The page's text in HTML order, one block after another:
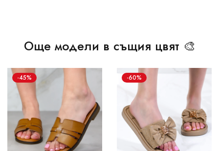
Още модели в същия цвят 🎨
-45% -60%